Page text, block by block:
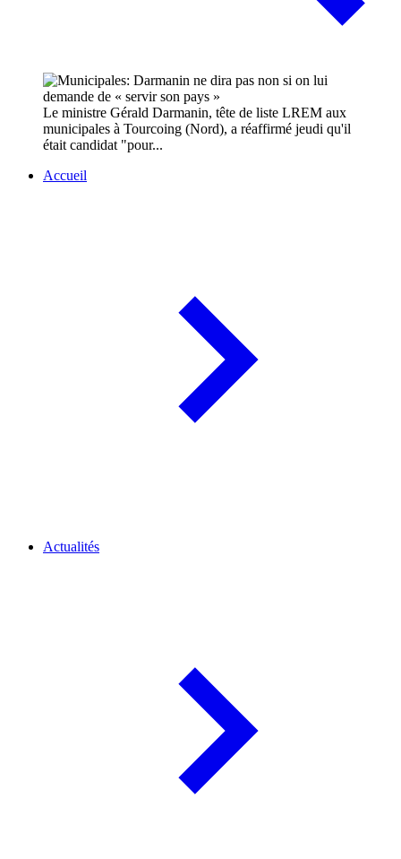
Le ministre Gérald Darmanin, tête de liste LREM aux
municipales à Tourcoing (Nord), a réaffirmé jeudi qu'il
était candidat "pour...
Accueil
Actualités